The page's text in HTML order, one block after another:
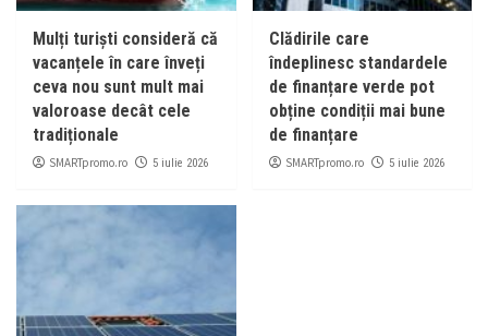
Mulți turiști consideră că
vacanțele în care înveți
ceva nou sunt mult mai
valoroase decât cele
tradiționale
SMARTpromo.ro 5 iulie 2026
Clădirile care
îndeplinesc standardele
de finanțare verde pot
obține condiții mai bune
de finanțare
SMARTpromo.ro 5 iulie 2026